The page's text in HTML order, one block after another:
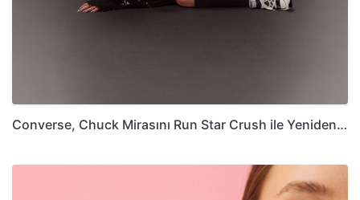
Converse, Chuck Mirasını Run Star Crush ile Yeniden…